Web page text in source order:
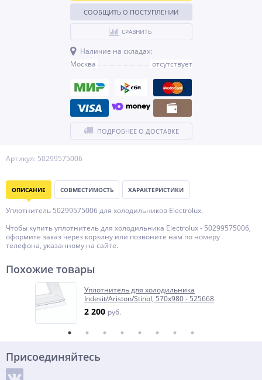
Артикул: 50299575006
СООБЩИТЬ О ПОСТУПЛЕНИИ
СРАВНИТЬ
Наличие на складах:
Москва
отсутствует
ПОДРОБНЕЕ О ДОСТАВКЕ
ОПИСАНИЕ СОВМЕСТИМОСТЬ ХАРАКТЕРИСТИКИ
Уплотнитель 50299575006 для холодильников Electrolux.
Чтобы купить уплотнитель для холодильника Electrolux - 50299575006,
оформите заказ через корзину или позвоните нам по номеру
телефона, указанному на сайте.
Похожие товары
Уплотнитель для холодильника
Indesit/Ariston/Stinol, 570х980 - 525668
2 200 руб.
Присоединяйтесь